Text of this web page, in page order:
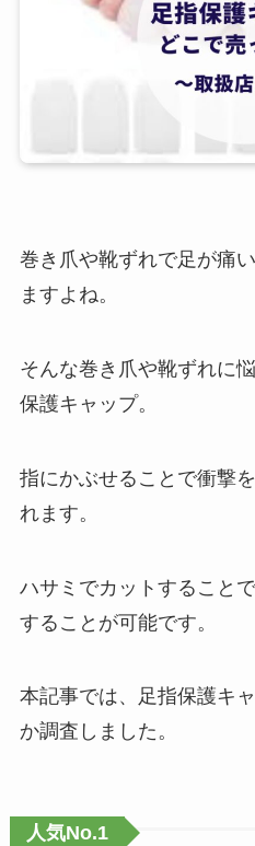
巻き爪や靴ずれで足が痛
ますよね。
そんな巻き爪や靴ずれに
保護キャップ。
指にかぶせることで衝撃
れます。
ハサミでカットすること
することが可能です。
本記事では、足指保護キ
か調査しました。
人気No.1